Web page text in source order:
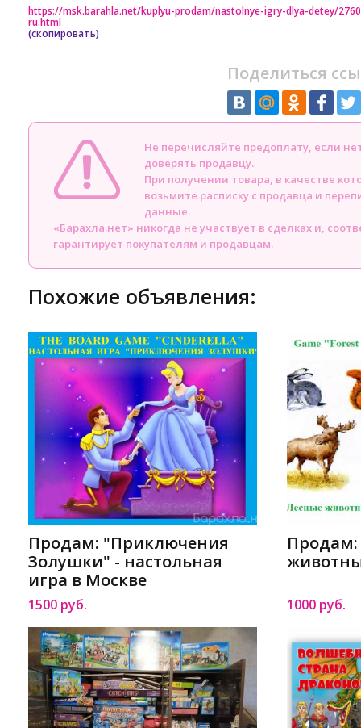
https://msk.barahla.net/kuplyu-prodam/nastolnye-igry-dlya-detey/
ru.html
(скопировать)
Поделиться
Не перечисляйте предоплату, если
доверять продавцу.
При получении товара, в качестве
возьмите расписку с продавца и
данные.
«Барахла.нет» никогда не участвует в сделках и,
гарантирует покупателям и продавцам.
Похожие объявления:
Продам: "Приключения
Золушки" - настольная
игра в Москве
1500 руб.
Продам:
1000 руб.